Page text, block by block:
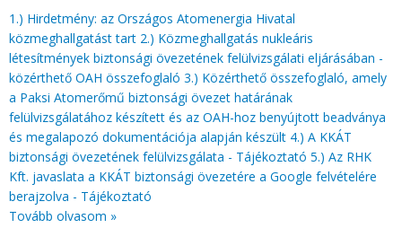
1.) Hirdetmény: az Országos Atomenergia Hivatal
közmeghallgatást tart 2.) Közmeghallgatás nukleáris
létesítmények biztonsági övezetének felülvizsgálati eljárásában -
közérthető OAH összefoglaló 3.) Közérthető összefoglaló, amely
a Paksi Atomerőmű biztonsági övezet határának
felülvizsgálatához készített és az OAH-hoz benyújtott beadványa
és megalapozó dokumentációja alapján készült 4.) A KKÁT
biztonsági övezetének felülvizsgálata - Tájékoztató 5.) Az RHK
Kft. javaslata a KKÁT biztonsági övezetére a Google felvételére
berajzolva - Tájékoztató
Tovább olvasom »